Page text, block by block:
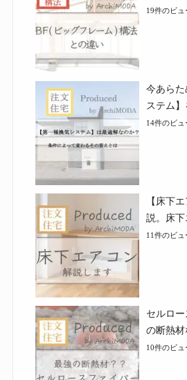
19件のビュ
今あらた
ステム
14件のビュ
【床下
説。床
11件のビュ
セルロ
の断熱材
10件のビュ